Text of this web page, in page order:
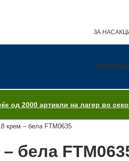
ЗА НАС
FORTIS®
од 2000 артикли на лагер во
крем – бела FTM0635
бела